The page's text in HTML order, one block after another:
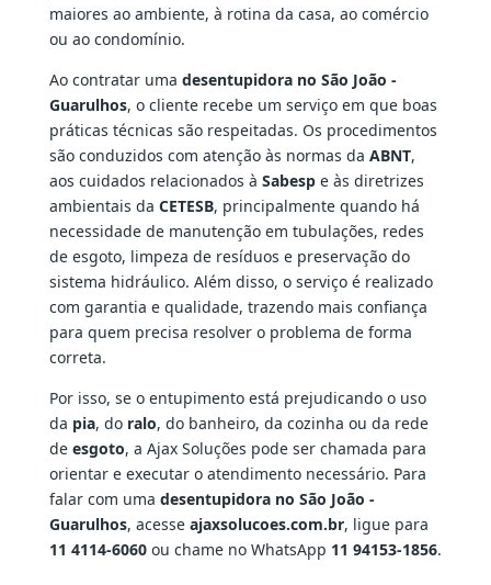
maiores ao ambiente, à rotina da casa, ao comércio
ou ao condomínio.
Ao contratar uma desentupidora no São João -
Guarulhos, o cliente recebe um serviço em que boas
práticas técnicas são respeitadas. Os procedimentos
são conduzidos com atenção às normas da ABNT,
aos cuidados relacionados à Sabespe às diretrizes
ambientais da CETESB, principalmente quando há
necessidade de manutenção em tubulações, redes
de esgoto, limpeza de resíduos e preservação do
sistema hidráulico. Além disso, o serviço é realizado
com garantia e qualidade, trazendo mais confiança
para quem precisa resolver o problema de forma
correta.
Por isso, se o entupimento está prejudicando o uso
da pia, do ralo, do banheiro, da cozinha ou da rede
de esgoto, a Ajax Soluções pode ser chamada para
orientar e executar o atendimento necessário. Para
falar com uma desentupidora no São João -
Guarulhos, acesse ajaxsolucoes.com.br, ligue para
11 4114-6060ou chame no WhatsApp 11 94153-1856.